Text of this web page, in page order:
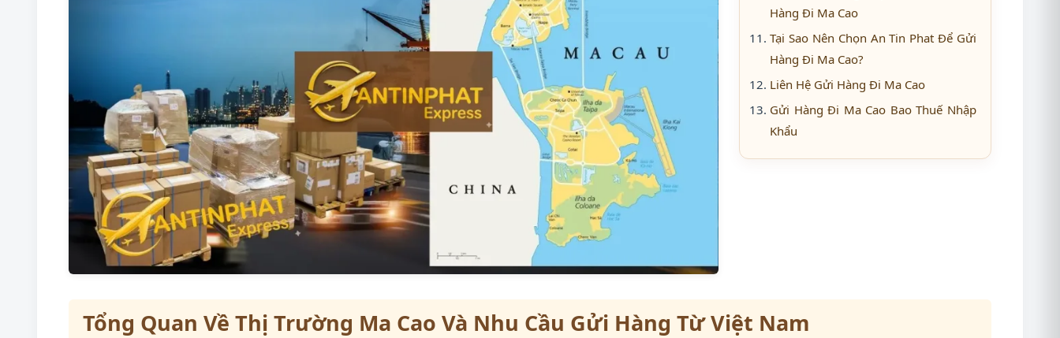
Hàng Đi Ma Cao
Tại Sao Nên Chọn An Tin Phat Để Gửi
Hàng Đi Ma Cao?
Liên Hệ Gửi Hàng Đi Ma Cao
Gửi Hàng Đi Ma Cao Bao Thuế Nhập
Khẩu
Tổng Quan Về Thị Trường Ma Cao Và Nhu Cầu Gửi Hàng Từ Việt Nam